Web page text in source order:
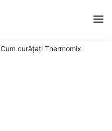
Cum curățați Thermomix